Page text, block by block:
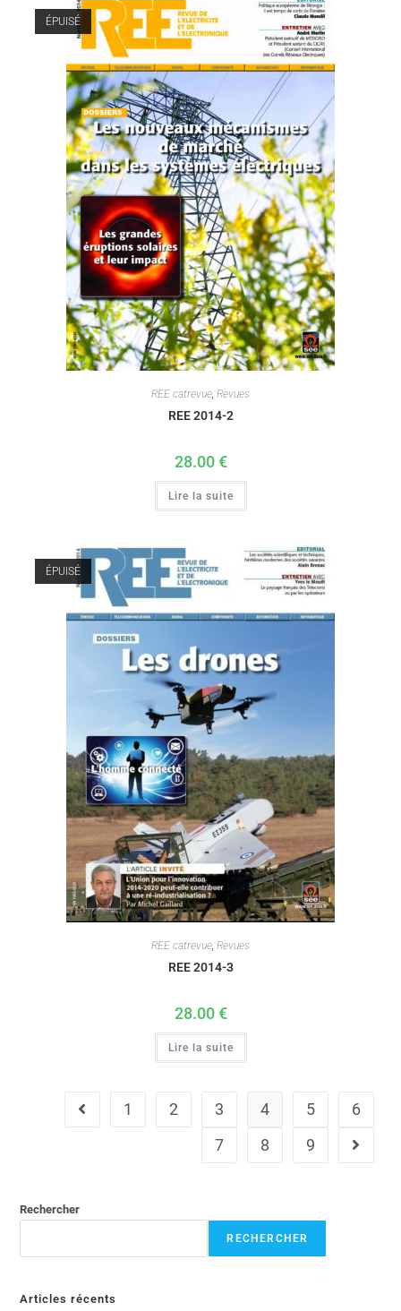
ÉPUISÉ
REE catrevue, Revues
REE 2014-2
28.00€
Lire la suite
ÉPUISÉ
REE catrevue Revues
REE 2014-3
28.00€
Lire la suite
1 2 3 4 5
6
7
8 9
Rechercher
RECHERCHER
Articles récents